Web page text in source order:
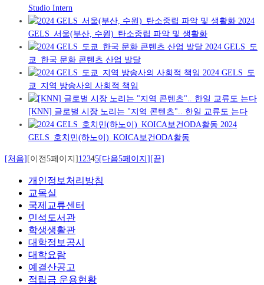
Studio Intern
2024
GELS_서울(부산, 수원)_탄소중립 파악 및 생활화
2024 GELS_도
쿄_한국 문화 콘텐츠 산업 발달
2024 GELS_도
쿄_지역 방송사의 사회적 책임
[KNN] 글로벌 시장 노리는 "지역 콘텐츠".. 한일 교류도 는다
2024
GELS_호치민(하노이)_KOICA보건ODA활동
[처음][이전5페이지]1 2345[다음5페이지][끝]
개인정보처리방침
교목실
국제교류센터
민석도서관
학생생활관
대학정보공시
대학요람
예결산공고
적립금 운용현황